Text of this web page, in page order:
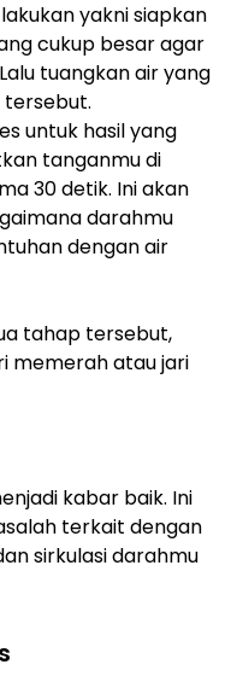
yakni siapkan
cukup besar agar
tuangkan air yang
tersebut.
untuk hasil yang
tanganmu di
30 detik. Ini akan
darahmu
dengan air
tahap tersebut,
memerah atau jari
kabar baik. Ini
terkait dengan
sirkulasi darahmu